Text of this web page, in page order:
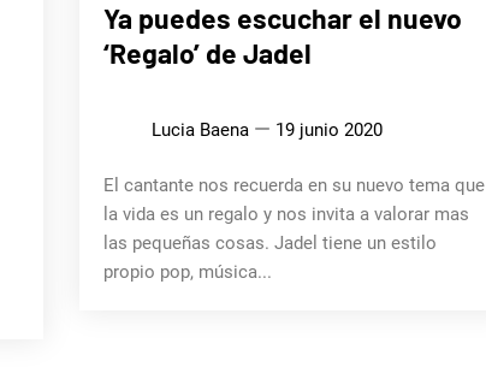
Ya puedes escuchar el nuevo
‘Regalo’ de Jadel
Lucia Baena 19 junio 2020
El cantante nos recuerda en su nuevo tema que
la vida es un regalo y nos invita a valorar mas
las pequeñas cosas. Jadel tiene un estilo
propio pop, música...